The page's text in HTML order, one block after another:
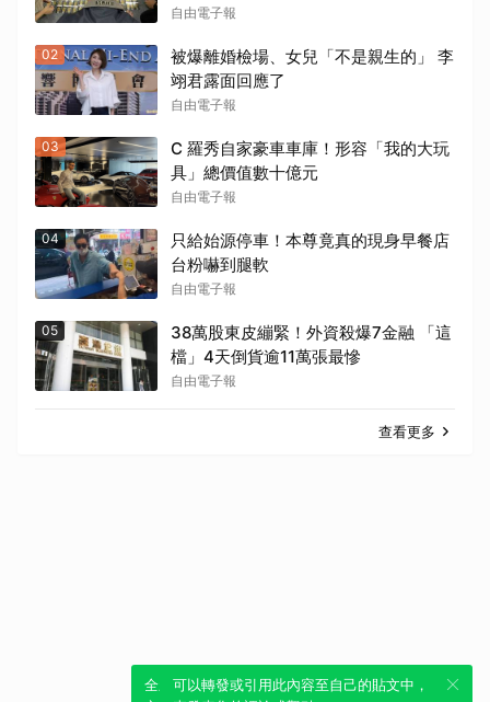
自由電子報
02
被爆離婚檢場、女兒「不是親生的」 李
翊君露面回應了
自由電子報
03
C 羅秀自家豪車車庫！形容「我的大玩
具」總價值數十億元
自由電子報
04
只給始源停車！本尊竟真的現身早餐店
台粉嚇到腿軟
自由電子報
05
38萬股東皮繃緊！外資殺爆7金融 「這
檔」4天倒貨逾11萬張最慘
自由電子報
查看更多
全新體驗！一鍵引用此內容，透過發布貼
可以轉發或引用此內容至自己的貼文中，